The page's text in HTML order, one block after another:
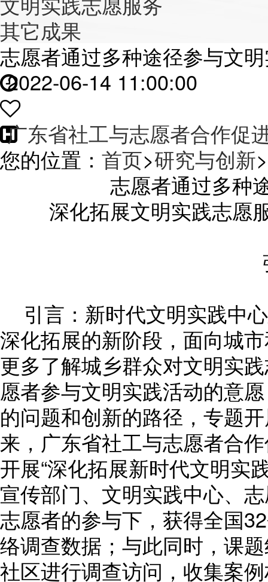
其它成果
志愿者通过多种途径参与文
2022-06-14 11:00:00
广东省社工与志愿者合作促
您的位置： 首页>研究与创新>
志愿者通过多种
深化拓展文明实践志愿
引言：新时代文明实践中
深化拓展的新阶段，面向城
更多了解城乡群众对文明实
愿者参与文明实践活动的意
的问题和创新的路径，专题
来，广东省社工与志愿者合
开展“深化拓展新时代文明实
宣传部门、文明实践中心、
志愿者的参与下，获得全国
络调查数据；与此同时，课
社区进行调查访问，收集案